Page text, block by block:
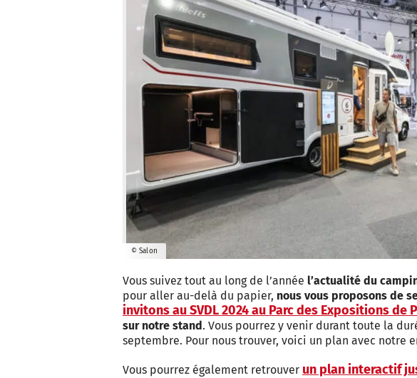
© Salon
Vous suivez tout au long de l’année l’actualité du
pour aller au-delà du papier, nous vous proposons de
invitons au SVDL 2024 au Parc des Expositions de
sur notre stand. Vous pourrez y venir durant toute la
septembre. Pour nous trouver, voici un plan avec notre
Vous pourrez également retrouver un plan interactif